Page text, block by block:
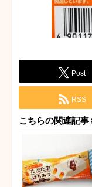
Post
RSS
こちらの関連記事